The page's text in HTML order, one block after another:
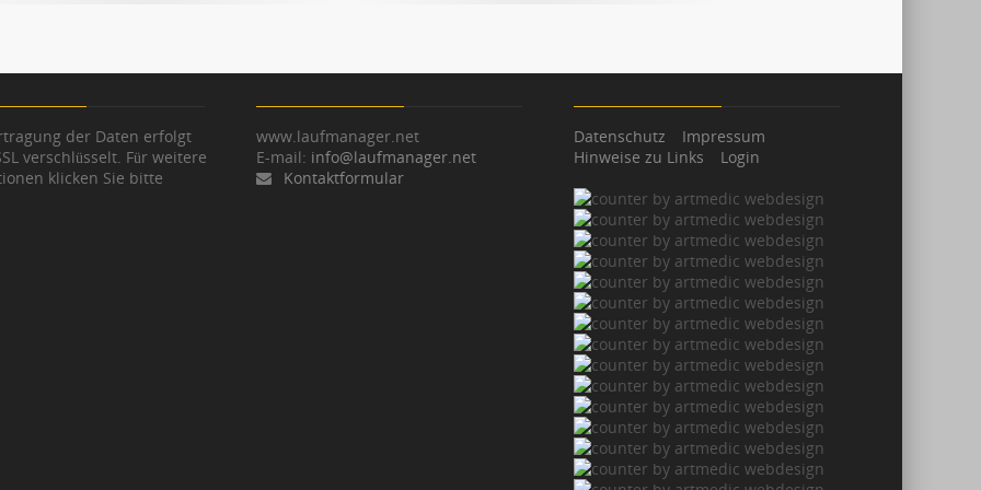
der Daten erfolgt
verschlüsselt. Für weitere
klicken Sie bitte
www.laufmanager.net
E-mail: info@laufmanager.net
Kontaktformular
Datenschutz
Impressum
Hinweise zu Links
Login